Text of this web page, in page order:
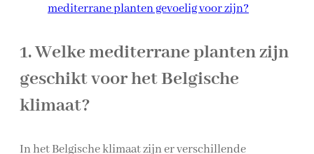
mediterrane planten gevoelig voor zijn?
1. Welke mediterrane planten zijn
geschikt voor het Belgische
klimaat?
In het Belgische klimaat zijn er verschillende